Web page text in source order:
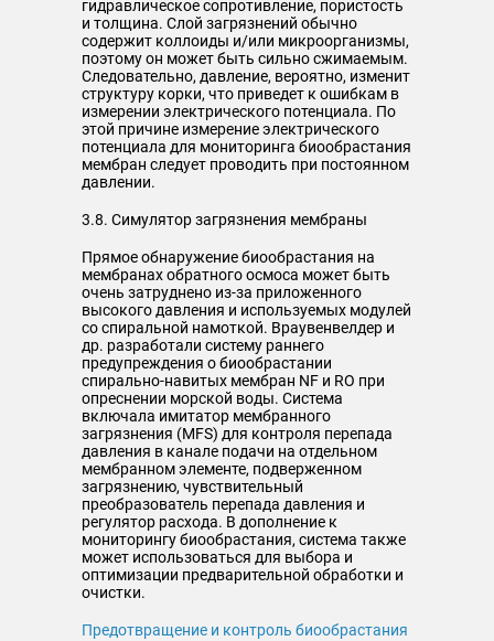
гидравлическое сопротивление, пористость
и толщина. Слой загрязнений обычно
содержит коллоиды и/или микроорганизмы,
поэтому он может быть сильно сжимаемым.
Следовательно, давление, вероятно, изменит
структуру корки, что приведет к ошибкам в
измерении электрического потенциала. По
этой причине измерение электрического
потенциала для мониторинга биообрастания
мембран следует проводить при постоянном
давлении.
3.8. Симулятор загрязнения мембраны
Прямое обнаружение биообрастания на
мембранах обратного осмоса может быть
очень затруднено из-за приложенного
высокого давления и используемых модулей
со спиральной намоткой. Враувенвелдер и
др. разработали систему раннего
предупреждения о биообрастании
спирально-навитых мембран NF и RO при
опреснении морской воды. Система
включала имитатор мембранного
загрязнения (MFS) для контроля перепада
давления в канале подачи на отдельном
мембранном элементе, подверженном
загрязнению, чувствительный
преобразователь перепада давления и
регулятор расхода. В дополнение к
мониторингу биообрастания, система также
может использоваться для выбора и
оптимизации предварительной обработки и
очистки.
Предотвращение и контроль биообрастания